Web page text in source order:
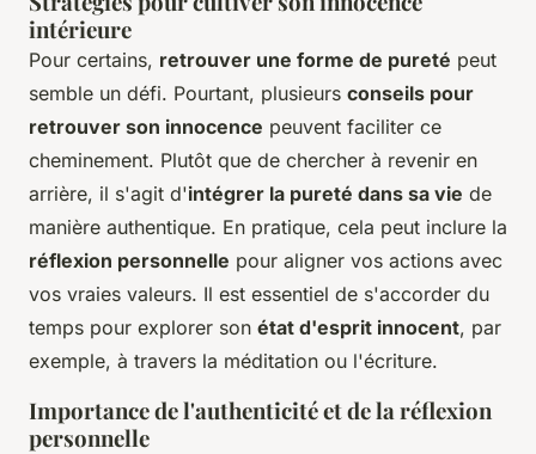
intérieure
Pour certains, retrouver une forme de pureté peut
semble un défi. Pourtant, plusieurs conseils pour
retrouver son innocence peuvent faciliter ce
cheminement. Plutôt que de chercher à revenir en
arrière, il s'agit d'intégrer la pureté dans sa vie de
manière authentique. En pratique, cela peut inclure la
réflexion personnelle pour aligner vos actions avec
vos vraies valeurs. Il est essentiel de s'accorder du
temps pour explorer son état d'esprit innocent, par
exemple, à travers la méditation ou l'écriture.
Importance de l'authenticité et de la réflexion
personnelle